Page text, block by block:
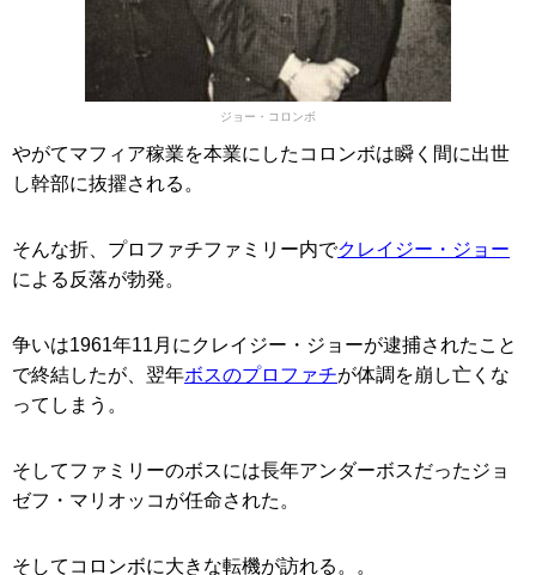
ジョー・コロンボ
やがてマフィア稼業を本業にしたコロンボは瞬く間に出世
し幹部に抜擢される。
そんな折、プロファチファミリー内でクレイジー・ジョー
による反落が勃発。
争いは1961年11月にクレイジー・ジョーが逮捕されたこと
で終結したが、翌年ボスのプロファチが体調を崩し亡くな
ってしまう。
そしてファミリーのボスには長年アンダーボスだったジョ
ゼフ・マリオッコが任命された。
そしてコロンボに大きな転機が訪れる。。